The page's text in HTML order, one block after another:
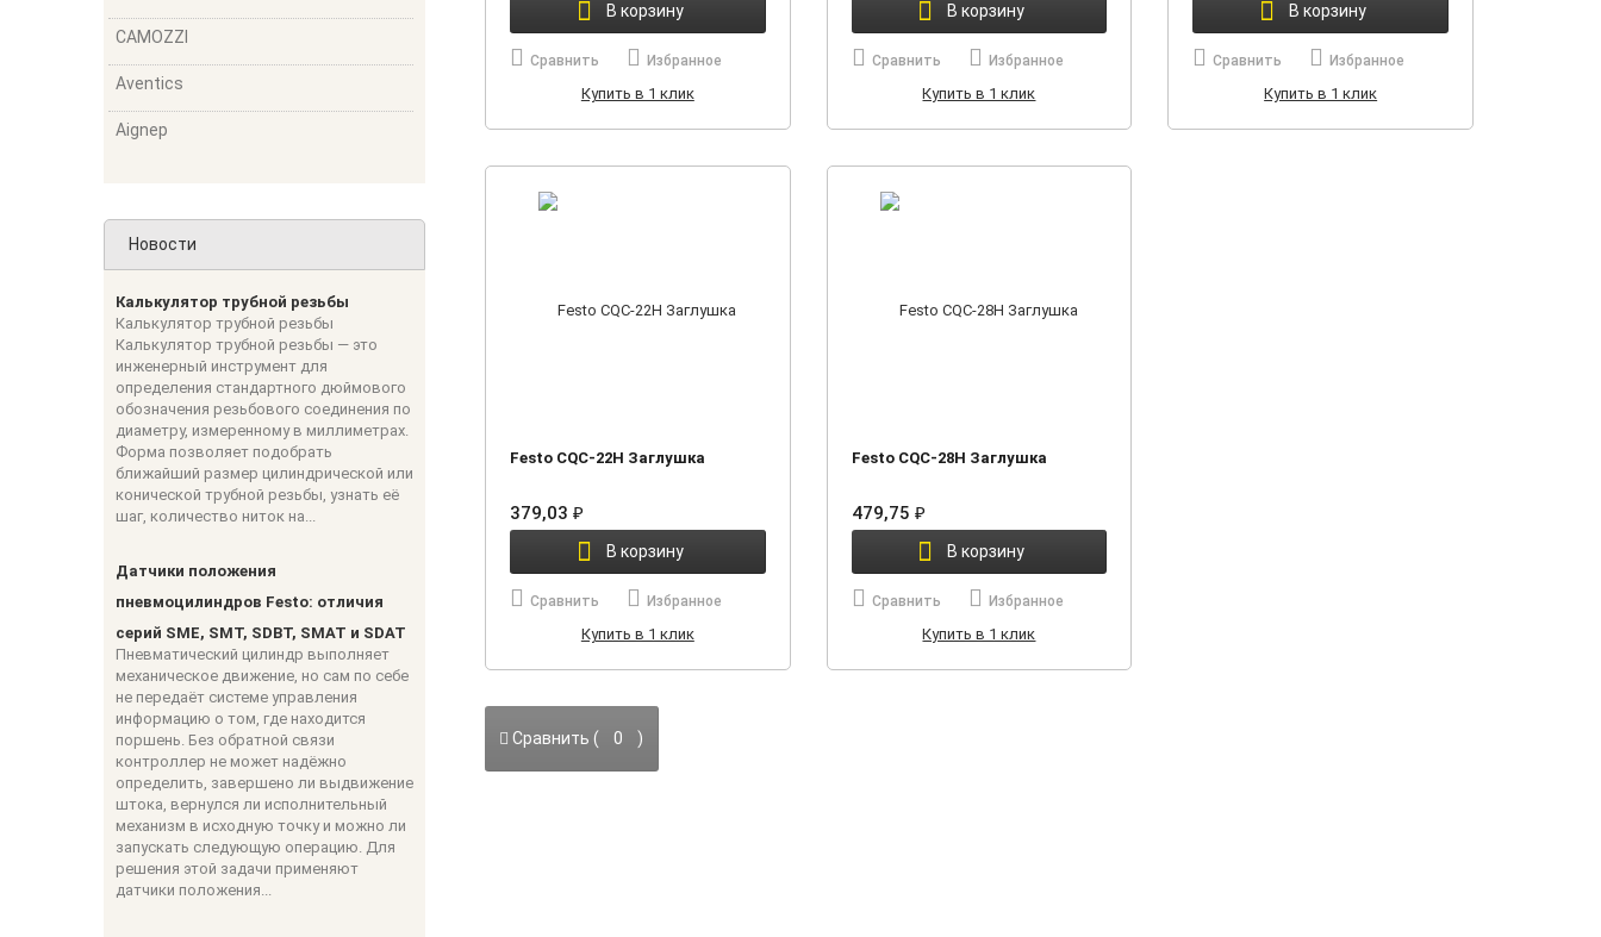
CAMOZZI
Aventics
Aignep
Новости
Калькулятор трубной резьбы
Калькулятор трубной резьбы
Калькулятор трубной резьбы — это
инженерный инструмент для
определения стандартного дюймового
обозначения резьбового соединения по
диаметру, измеренному в миллиметрах.
Форма позволяет подобрать
ближайший размер цилиндрической или
конической трубной резьбы, узнать её
шаг, количество ниток на...
Датчики положения
пневмоцилиндров Festo: отличия
серий SME, SMT, SDBT, SMAT и SDAT
Пневматический цилиндр выполняет
механическое движение, но сам по себе
не передаёт системе управления
информацию о том, где находится
поршень. Без обратной связи
контроллер не может надёжно
определить, завершено ли выдвижение
штока, вернулся ли исполнительный
механизм в исходную точку и можно ли
запускать следующую операцию. Для
решения этой задачи применяют
датчики положения...
В корзину
Сравнить Избранное
Купить в 1 клик
В корзину
Сравнить Избранное
Купить в 1 клик
В корзину
Сравнить Избранное
Купить в 1 клик
Festo CQC-22H Заглушка
379,03 ₽
В корзину
Сравнить Избранное
Купить в 1 клик
Festo CQC-28H Заглушка
479,75 ₽
В корзину
Сравнить Избранное
Купить в 1 клик
Сравнить ( 0 )